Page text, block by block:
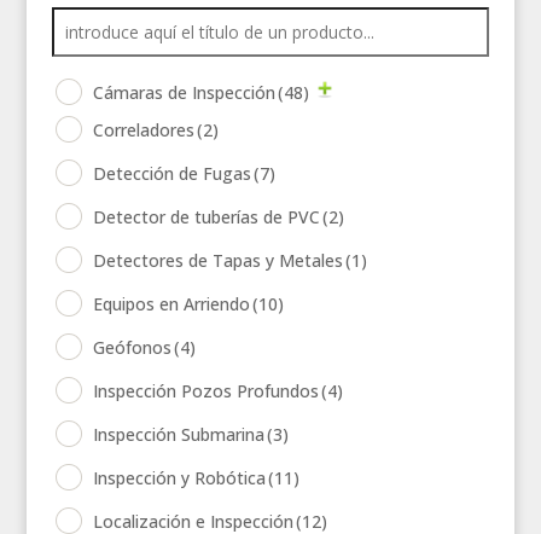
Cámaras de Inspección(48)
Correladores(2)
Detección de Fugas(7)
Detector de tuberías de PVC(2)
Detectores de Tapas y Metales(1)
Equipos en Arriendo(10)
Geófonos(4)
Inspección Pozos Profundos(4)
Inspección Submarina(3)
Inspección y Robótica(11)
Localización e Inspección(12)